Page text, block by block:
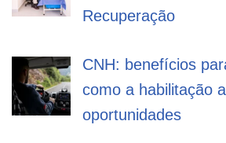
Recuperação
CNH: benefícios
como a habilitação
oportunidades